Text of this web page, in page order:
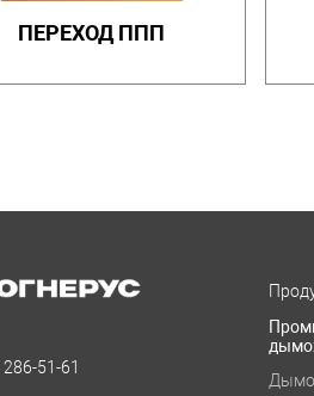
ПЕРЕХОД ППП
286-51-61